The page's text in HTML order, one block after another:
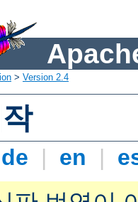
> Version 2.4
de | en |